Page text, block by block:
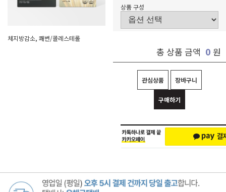
체지방감소, 쾌변/콜레스테롤
상품 구성
총 상품 금액 0 원
관심상품 장바구니
구매하기